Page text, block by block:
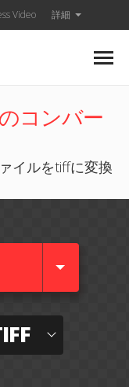
Video 詳細
コンバー
イルをtiffに変換